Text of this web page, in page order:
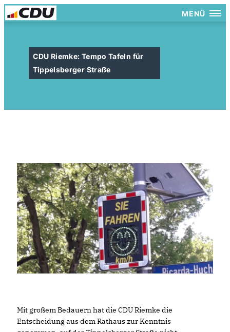
MENÜ
CDU Riemke: Tempo Tafeln für
Tippelsberger Straße
Mit großem Bedauern hat die CDU Riemke die
Entscheidung aus dem Rathaus zur Kenntnis